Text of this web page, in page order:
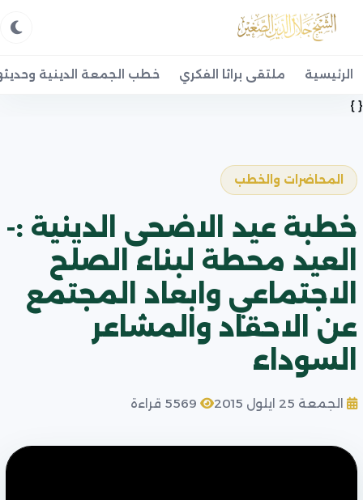
الرئيسية ملتقى براثا الفكري خطب الجمعة الدينية
{ }
المحاضرات والخطب
خطبة عيد الاضحى الدينية :-
العيد محطة لبناء الصلح
الاجتماعي وابعاد المجتمع
عن الاحقاد والمشاعر
السوداء
الجمعة 25 ايلول 2015